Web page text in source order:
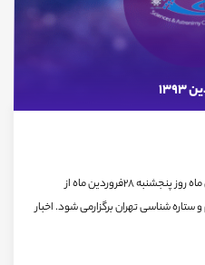
پنجمین نشست علمی باشگاه رویت هلال ماه روز پنجشنبه 28فروردین ماه از
علوم و ستاره شناسی تهران برگزارمی شود. اخبار